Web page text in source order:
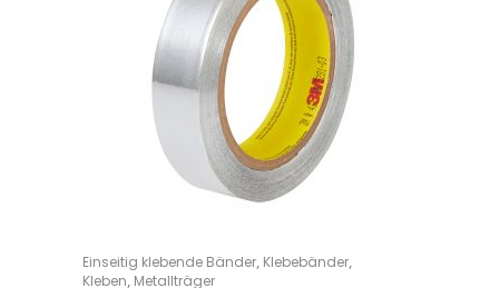
OPTIONS
Einseitig klebende Bänder, Klebebänder,
Kleben, Metallträger